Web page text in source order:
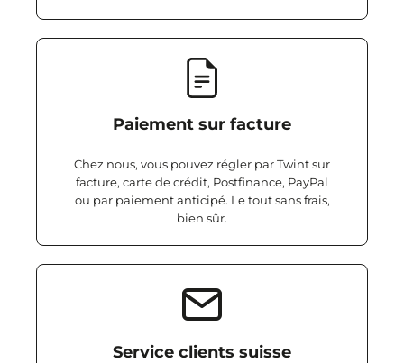
Paiement sur facture
Chez nous, vous pouvez régler par Twint sur
facture, carte de crédit, Postfinance, PayPal
ou par paiement anticipé. Le tout sans frais,
bien sûr.
Service clients suisse